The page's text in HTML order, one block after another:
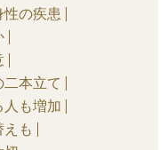
の疾患
本立て
人も増加
えも